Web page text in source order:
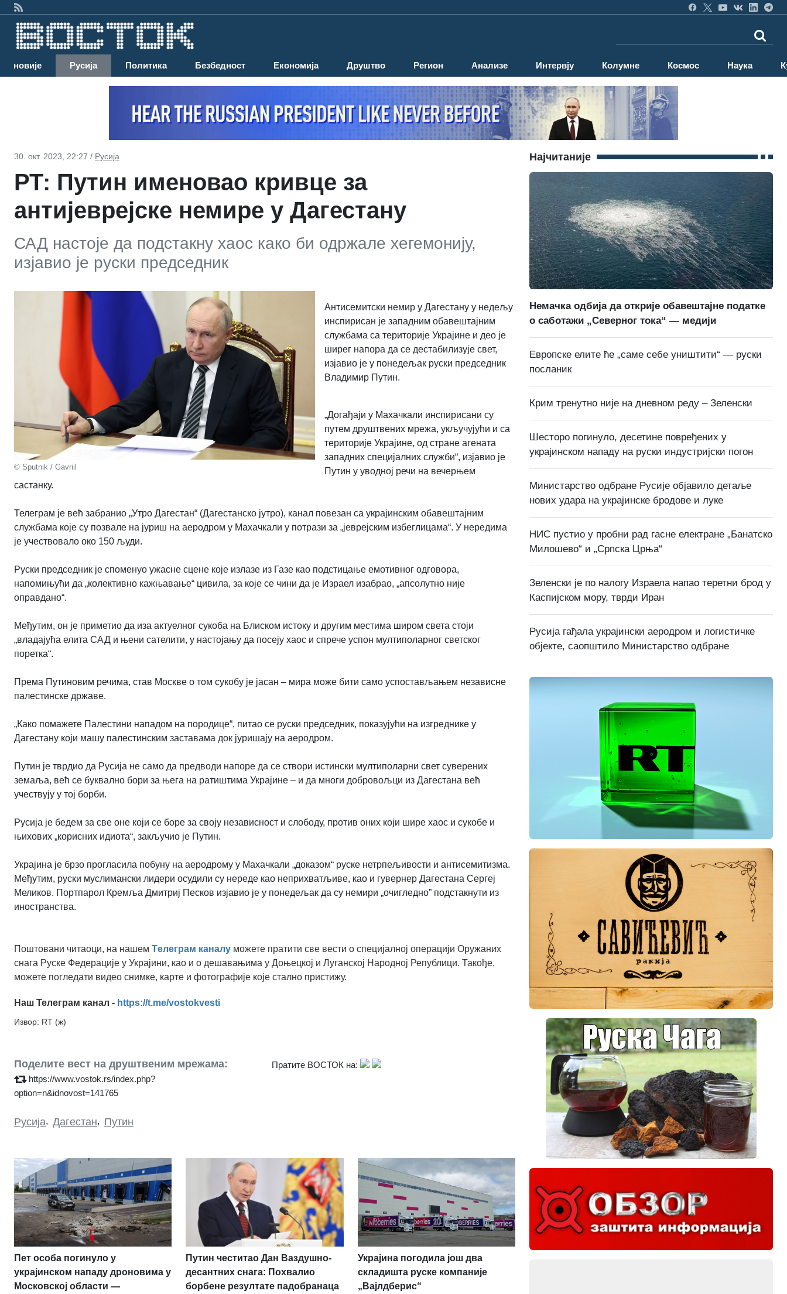
Најновије Русија Политика Безбедност Економија Друштво Регион Анализе Интервју Колумне Космос Наука
30. окт. 2023, 22:27 / Русија
РТ: Путин именовао кривце за
антијеврејске немире у Дагестану
САД настоје да подстакну хаос како би одржале хегемонију,
изјавио је руски председник
© Sputnik / Gavriil
Антисемитски немир у Дагестану у недељу
инспирисан је западним обавештајним
службама са територије Украјине и део је
ширег напора да се дестабилизује свет,
изјавио је у понедељак руски председник
Владимир Путин.
„Догађаји у Махачкали инспирисани су
путем друштвених мрежа, укључујући и са
територије Украјине, од стране агената
западних специјалних служби“, изјавио је
Путин у уводној речи на вечерњем
састанку.
Телеграм је већ забранио „Утро Дагестан“ (Дагестанско јутро), канал повезан са украјинским обавештајним
службама које су позвале на јуриш на аеродром у Махачкали у потрази за „јеврејским избеглицама“. У нередима
је учествовало око 150 људи.
Руски председник је споменуо ужасне сцене које излазе из Газе као подстицање емотивног одговора,
напомињући да „колективно кажњавање“ цивила, за које се чини да је Израел изабрао, „апсолутно није
оправдано“.
Међутим, он је приметио да иза актуелног сукоба на Блиском истоку и другим местима широм света стоји
„владајућа елита САД и њени сателити, у настојању да посеју хаос и спрече успон мултиполарног светског
поретка“.
Према Путиновим речима, став Москве о том сукобу је јасан – мира може бити само успостављањем независне
палестинске државе.
„Како помажете Палестини нападом на породице“, питао се руски председник, показујући на изгреднике у
Дагестану који машу палестинским заставама док јуришају на аеродром.
Путин је тврдио да Русија не само да предводи напоре да се створи истински мултиполарни свет суверених
земаља, већ се буквално бори за њега на ратиштима Украјине – и да многи добровољци из Дагестана већ
учествују у тој борби.
Русија је бедем за све оне који се боре за своју независност и слободу, против оних који шире хаос и сукобе и
њихових „корисних идиота“, закључио је Путин.
Украјина је брзо прогласила побуну на аеродрому у Махачкали „доказом“ руске нетрпељивости и антисемитизма.
Међутим, руски муслимански лидери осудили су нереде као неприхватљиве, као и гувернер Дагестана Сергеј
Меликов. Портпарол Кремља Дмитриј Песков изјавио је у понедељак да су немири „очигледно” подстакнути из
иностранства.
Поштовани читаоци, на нашем Tелеграм каналу можете пратити све вести о специјалној операцији Оружаних
снага Руске Федерације у Украјини, као и о дешавањима у Доњецкој и Луганској Народној Републици. Такође,
можете погледати видео снимке, карте и фотографије које стално пристижу.
Наш Телеграм канал - https://t.me/vostokvesti
Извор: RT (ж)
Поделите вест на друштвеним мрежама:
https://www.vostok.rs/index.php?
option=n&idnovost=141765
Пратите ВОСТОК на:
Русија, Дагестан, Путин
Пет особа погинуло у
украјинском нападу дроновима у
Московској области —
Путин честитао Дан Ваздушно-
десантних снага: Похвалио
борбене резултате падобранаца
Украјина погодила још два
складишта руске компаније
„Вајлдберис“
Најчитаније
Немачка одбија да открије обавештајне податке
о саботажи „Северног тока“ — медији
Европске елите ће „саме себе уништити“ — руски
посланик
Крим тренутно није на дневном реду – Зеленски
Шесторо погинуло, десетине повређених у
украјинском нападу на руски индустријски погон
Министарство одбране Русије објавило детаље
нових удара на украјинске бродове и луке
НИС пустио у пробни рад гасне електране „Банатско
Милошево“ и „Српска Црња“
Зеленски је по налогу Израела напао теретни брод у
Каспијском мору, тврди Иран
Русија гађала украјински аеродром и логистичке
објекте, саопштило Министарство одбране